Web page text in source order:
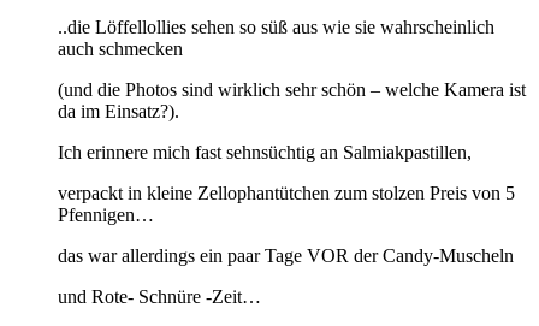
..die Löffellollies sehen so süß aus wie sie wahrscheinlich
auch schmecken
(und die Photos sind wirklich sehr schön – welche Kamera ist
da im Einsatz?).
Ich erinnere mich fast sehnsüchtig an Salmiakpastillen,
verpackt in kleine Zellophantütchen zum stolzen Preis von 5
Pfennigen…
das war allerdings ein paar Tage VOR der Candy-Muscheln
und Rote- Schnüre -Zeit…